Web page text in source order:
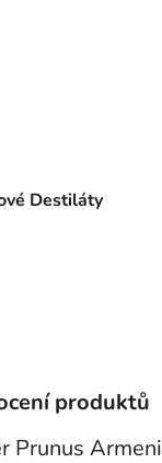
Destiláty
produktů